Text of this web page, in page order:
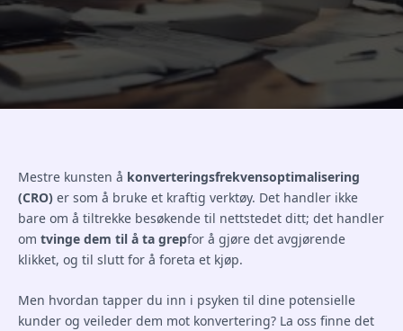
Mestre kunsten å konverteringsfrekvensoptimalisering
(CRO) er som å bruke et kraftig verktøy. Det handler ikke
bare om å tiltrekke besøkende til nettstedet ditt; det handler
om tvinge dem til å ta grepfor å gjøre det avgjørende
klikket, og til slutt for å foreta et kjøp.
Men hvordan tapper du inn i psyken til dine potensielle
kunder og veileder dem mot konvertering? La oss finne det